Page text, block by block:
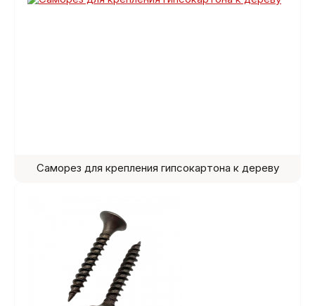
Саморез для крепления гипсокартона к дереву